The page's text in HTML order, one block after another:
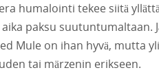
humalointi tekee siitä
paksu suutuntumaltaan.
Mule on ihan hyvä, mutta
tai märzenin erikseen.